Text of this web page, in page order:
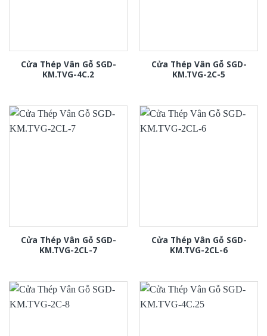
Cửa Thép Vân Gỗ SGD-
KM.TVG-4C.2
Cửa Thép Vân Gỗ SGD-
KM.TVG-2C-5
Cửa Thép Vân Gỗ SGD-
KM.TVG-2CL-7
Cửa Thép Vân Gỗ SGD-
KM.TVG-2CL-6